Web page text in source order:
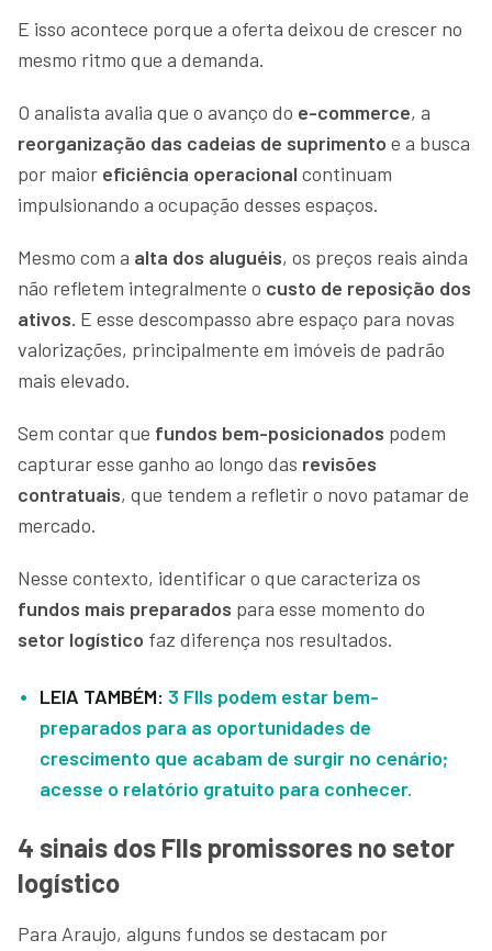
E isso acontece porque a oferta deixou de crescer no
mesmo ritmo que a demanda.
O analista avalia que o avanço do e-commerce, a
reorganização das cadeias de suprimento e a busca
por maior eficiência operacional continuam
impulsionando a ocupação desses espaços.
Mesmo com a alta dos aluguéis, os preços reais ainda
não refletem integralmente o custo de reposição dos
ativos. E esse descompasso abre espaço para novas
valorizações, principalmente em imóveis de padrão
mais elevado.
Sem contar que fundos bem-posicionados podem
capturar esse ganho ao longo das revisões
contratuais, que tendem a refletir o novo patamar de
mercado.
Nesse contexto, identificar o que caracteriza os
fundos mais preparados para esse momento do
setor logístico faz diferença nos resultados.
LEIA TAMBÉM: 3 FIIs podem estar bem-
preparados para as oportunidades de
crescimento que acabam de surgir no cenário;
acesse o relatório gratuito para conhecer.
4 sinais dos FIIs promissores no setor
logístico
Para Araujo, alguns fundos se destacam por